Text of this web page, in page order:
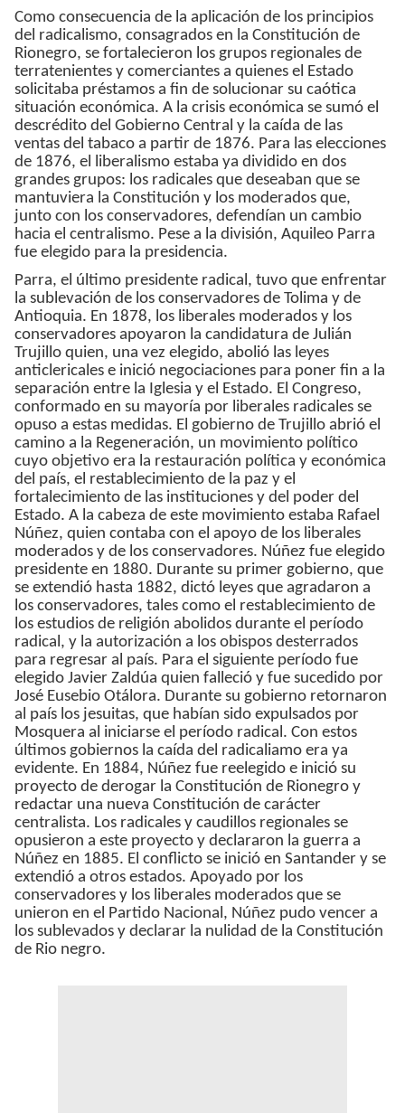
Como consecuencia de la aplicación de los principios
del radicalismo, consagrados en la Constitución de
Rionegro, se fortalecieron los grupos regionales de
terratenientes y comerciantes a quienes el Estado
solicitaba préstamos a fin de solucionar su caótica
situación económica. A la crisis económica se sumó el
descrédito del Gobierno Central y la caída de las
ventas del tabaco a partir de 1876. Para las elecciones
de 1876, el liberalismo estaba ya dividido en dos
grandes grupos: los radicales que deseaban que se
mantuviera la Constitución y los moderados que,
junto con los conservadores, defendían un cambio
hacia el centralismo. Pese a la división, Aquileo Parra
fue elegido para la presidencia.
Parra, el último presidente radical, tuvo que enfrentar
la sublevación de los conservadores de Tolima y de
Antioquia. En 1878, los liberales moderados y los
conservadores apoyaron la candidatura de Julián
Trujillo quien, una vez elegido, abolió las leyes
anticlericales e inició negociaciones para poner fin a la
separación entre la Iglesia y el Estado. El Congreso,
conformado en su mayoría por liberales radicales se
opuso a estas medidas. El gobierno de Trujillo abrió el
camino a la Regeneración, un movimiento político
cuyo objetivo era la restauración política y económica
del país, el restablecimiento de la paz y el
fortalecimiento de las instituciones y del poder del
Estado. A la cabeza de este movimiento estaba Rafael
Núñez, quien contaba con el apoyo de los liberales
moderados y de los conservadores. Núñez fue elegido
presidente en 1880. Durante su primer gobierno, que
se extendió hasta 1882, dictó leyes que agradaron a
los conservadores, tales como el restablecimiento de
los estudios de religión abolidos durante el período
radical, y la autorización a los obispos desterrados
para regresar al país. Para el siguiente período fue
elegido Javier Zaldúa quien falleció y fue sucedido por
José Eusebio Otálora. Durante su gobierno retornaron
al país los jesuitas, que habían sido expulsados por
Mosquera al iniciarse el período radical. Con estos
últimos gobiernos la caída del radicaliamo era ya
evidente. En 1884, Núñez fue reelegido e inició su
proyecto de derogar la Constitución de Rionegro y
redactar una nueva Constitución de carácter
centralista. Los radicales y caudillos regionales se
opusieron a este proyecto y declararon la guerra a
Núñez en 1885. El conflicto se inició en Santander y se
extendió a otros estados. Apoyado por los
conservadores y los liberales moderados que se
unieron en el Partido Nacional, Núñez pudo vencer a
los sublevados y declarar la nulidad de la Constitución
de Rio negro.